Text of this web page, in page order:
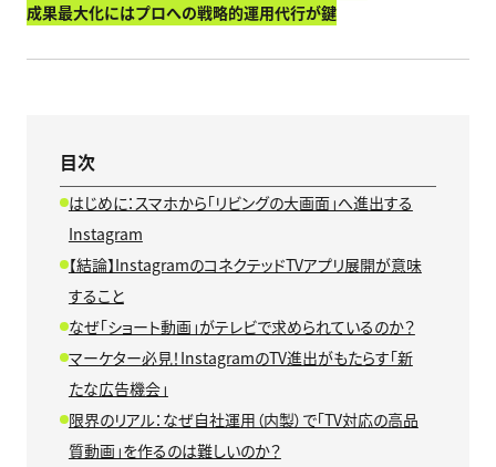
成果最大化にはプロへの戦略的運用代行が鍵
目次
はじめに：スマホから「リビングの大画面」へ進出する
Instagram
【結論】InstagramのコネクテッドTVアプリ展開が意味
すること
なぜ「ショート動画」がテレビで求められているのか？
マーケター必見！InstagramのTV進出がもたらす「新
たな広告機会」
限界のリアル：なぜ自社運用（内製）で「TV対応の高品
質動画」を作るのは難しいのか？